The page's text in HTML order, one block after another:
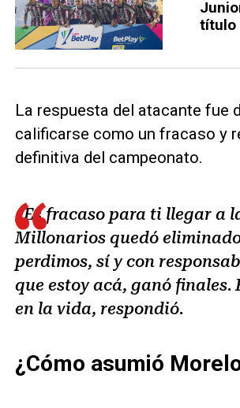
título
La respuesta del atacante fue
calificarse como un fracaso y
definitiva del campeonato.
¿Es fracaso para ti llegar a
Millonarios quedó
perdimos, sí y con
que estoy acá, ganó finales.
en la vida, respondió.
¿Cómo asumió